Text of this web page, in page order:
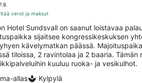
verot ja maksut
Hotel Sundsvall on saanut loistavaa
sijaitsee kongressikeskuksen
kävelymatkan päässä.
tiloissa, 2 ravintolaa ja 2 baaria. Tämän
kuuluu ruoka- ja vesikulhot.
allas
Kylpylä